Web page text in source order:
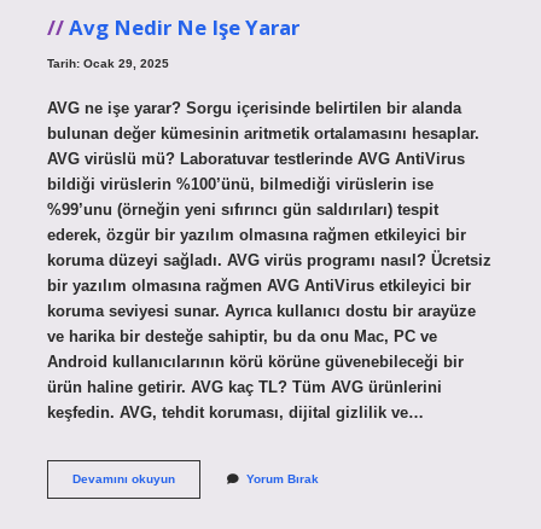
Avg Nedir Ne Işe Yarar
Tarih: Ocak 29, 2025
AVG ne işe yarar? Sorgu içerisinde belirtilen bir alanda
bulunan değer kümesinin aritmetik ortalamasını hesaplar.
AVG virüslü mü? Laboratuvar testlerinde AVG AntiVirus
bildiği virüslerin %100’ünü, bilmediği virüslerin ise
%99’unu (örneğin yeni sıfırıncı gün saldırıları) tespit
ederek, özgür bir yazılım olmasına rağmen etkileyici bir
koruma düzeyi sağladı. AVG virüs programı nasıl? Ücretsiz
bir yazılım olmasına rağmen AVG AntiVirus etkileyici bir
koruma seviyesi sunar. Ayrıca kullanıcı dostu bir arayüze
ve harika bir desteğe sahiptir, bu da onu Mac, PC ve
Android kullanıcılarının körü körüne güvenebileceği bir
ürün haline getirir. AVG kaç TL? Tüm AVG ürünlerini
keşfedin. AVG, tehdit koruması, dijital gizlilik ve…
Devamını okuyunAvg
Yorum Bırak